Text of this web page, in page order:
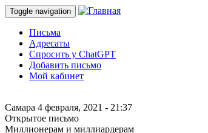
Toggle navigation
Письма
Адресаты
Спросить у ChatGPT
Добавить письмо
Мой кабинет
Самара 4 февраля, 2021 - 21:37
Открытое письмо
Миллионерам и миллиардерам